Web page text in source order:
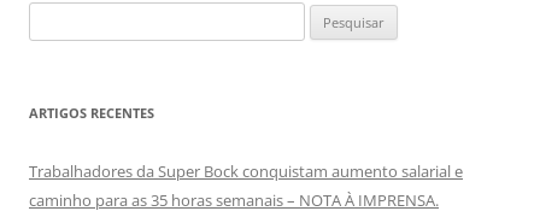
por:
ARTIGOS RECENTES
Trabalhadores da Super Bock conquistam aumento salarial e
caminho para as 35 horas semanais – NOTA À IMPRENSA.